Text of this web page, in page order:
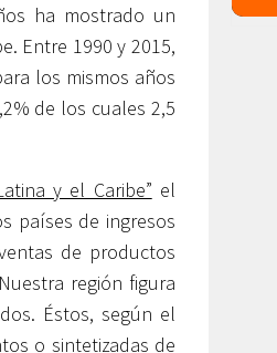
ha mostrado un
Entre 1990 y 2015,
los mismos años
de los cuales 2,5
y el Caribe” el
países de ingresos
de productos
región figura
Éstos, según el
o sintetizadas de